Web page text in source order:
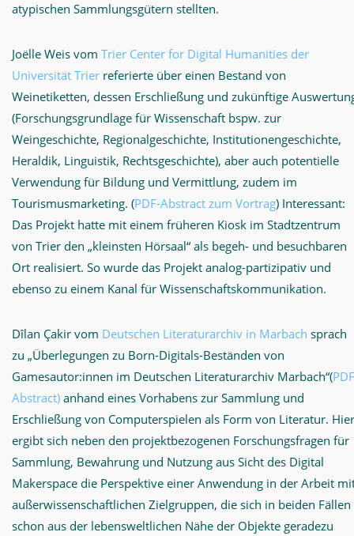
atypischen Sammlungsgütern stellten.
Joëlle Weis vom Trier Center for Digital Humanities der
Universität Trier referierte über einen Bestand von
Weinetiketten, dessen Erschließung und zukünftige
(Forschungsgrundlage für Wissenschaft bspw. zur
Weingeschichte, Regionalgeschichte, Institutionengeschichte,
Heraldik, Linguistik, Rechtsgeschichte), aber auch potentielle
Verwendung für Bildung und Vermittlung, zudem im
Tourismusmarketing. (PDF-Abstract zum Vortrag) Interessant:
Das Projekt hatte mit einem früheren Kiosk im Stadtzentrum
von Trier den „kleinsten Hörsaal“ als begeh- und besuchbaren
Ort realisiert. So wurde das Projekt analog-partizipativ und
ebenso zu einem Kanal für Wissenschaftskommunikation.
Dîlan Çakir vom Deutschen Literaturarchiv in Marbach sprach
zu „Überlegungen zu Born-Digitals-Beständen von
Gamesautor:innen im Deutschen Literaturarchiv Marbach“(
Abstract) anhand eines Vorhabens zur Sammlung und
Erschließung von Computerspielen als Form von Literatur. Hier
ergibt sich neben den projektbezogenen Forschungsfragen für
Sammlung, Bewahrung und Nutzung aus Sicht des Digital
Makerspace die Perspektive einer Anwendung in der Arbeit
außerwissenschaftlichen Zielgruppen, die sich in beiden Fällen
schon aus der lebensweltlichen Nähe der Objekte geradezu